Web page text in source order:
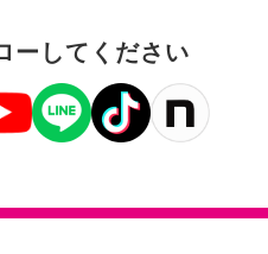
ーしてください